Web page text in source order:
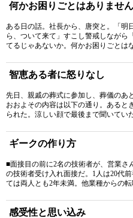
何かお困りごとはありませ
ある日の話。社長から、唐突と。「明
ら、ついて来て」すこし警戒しながら
てるじゃあないか。何かお困りごとは
智恵ある者に怒りなし
先日、親戚の葬式に参加し、葬儀のあ
おおよその内容は以下の通り。あると
られた。涼しい顔で最後まで聞いてい
ギークの作り方
■面接目の前に2名の技術者が、営業さ
の技術者受け入れ面接だ。1人は20代
ては両人とも2年未満。他業種からの
感受性と思い込み